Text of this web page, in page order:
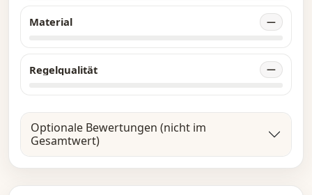
Material —
Regelqualität —
Optionale Bewertungen (nicht im
Gesamtwert)